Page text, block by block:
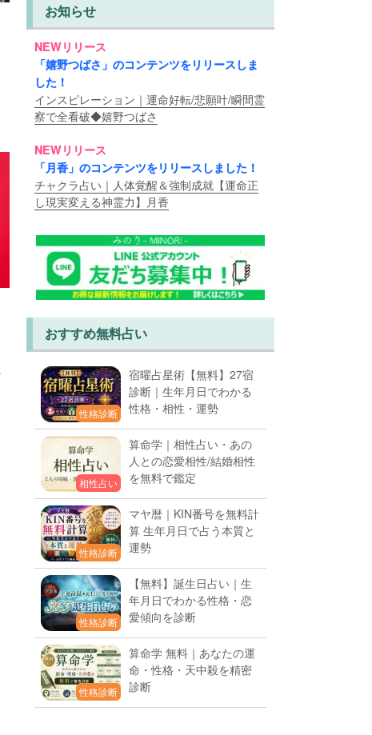
お知らせ
NEWリリース
「嬉野つばさ」のコンテンツをリリースしま
した！
インスピレーション｜運命好転/悲願叶/瞬間霊
察で全看破◆嬉野つばさ
NEWリリース
「月香」のコンテンツをリリースしました！
チャクラ占い｜人体覚醒＆強制成就【運命正
し現実変える神霊力】月香
おすすめ無料占い
性格診断
宿曜占星術【無料】27宿
診断｜生年月日でわかる
性格・相性・運勢
相性占い
算命学｜相性占い・あの
人との恋愛相性/結婚相性
を無料で鑑定
性格診断
マヤ暦｜KIN番号を無料計
算 生年月日で占う本質と
運勢
性格診断
【無料】誕生日占い｜生
年月日でわかる性格・恋
愛傾向を診断
性格診断
算命学 無料｜あなたの運
命・性格・天中殺を精密
診断